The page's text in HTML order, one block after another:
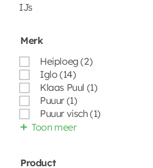
IJs
Merk
Heiploeg (2)
Iglo (14)
Klaas Puul (1)
Puuur (1)
Puuur visch (1)
Toon meer
Product